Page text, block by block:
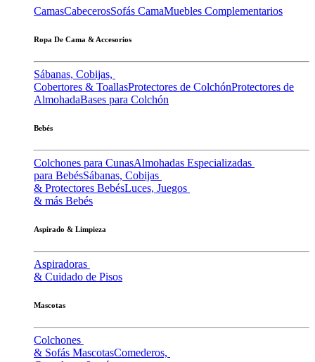
CamasCabecerosSofás CamaMuebles Complementarios
Ropa De Cama & Accesorios
Sábanas, Cobijas,
Cobertores & ToallasProtectores de ColchónProtectores de
AlmohadaBases para Colchón
Bebés
Colchones para CunasAlmohadas Especializadas
para BebésSábanas, Cobijas
& Protectores BebésLuces, Juegos
& más Bebés
Aspirado & Limpieza
Aspiradoras
& Cuidado de Pisos
Mascotas
Colchones
& Sofás MascotasComederos,